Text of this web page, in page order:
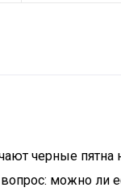
черные пятна
можно ли